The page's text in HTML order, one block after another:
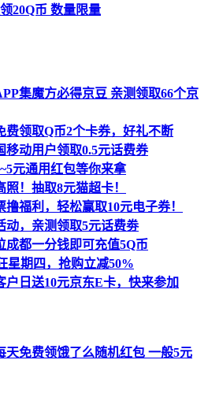
20Q币 数量限量
集魔方必得京豆 亲测领取66个京
费领取Q币2个卡券，好礼不断
移动用户领取0.5元话费券
元通用红包等你来拿
！抽取8元猫超卡！
福利，轻松赢取10元电子券！
动，亲测领取5元话费劵
成都一分钱即可充值5Q币
星期四，抢购立减50%
户日送10元京东E卡，快来参加
天免费领饿了么随机红包 一般5元